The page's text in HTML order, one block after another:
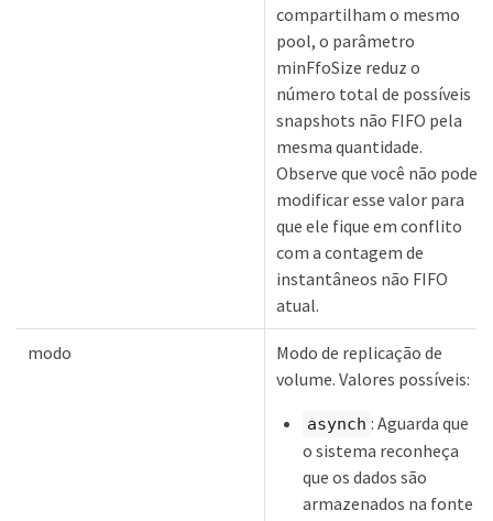
compartilham o mesmo
pool, o parâmetro
minFfoSize reduz o
número total de possíveis
snapshots não FIFO pela
mesma quantidade.
Observe que você não pode
modificar esse valor para
que ele fique em conflito
com a contagem de
instantâneos não FIFO
atual.
modo
Modo de replicação de
volume. Valores possíveis:
asynch : Aguarda que
o sistema reconheça
que os dados são
armazenados na fonte